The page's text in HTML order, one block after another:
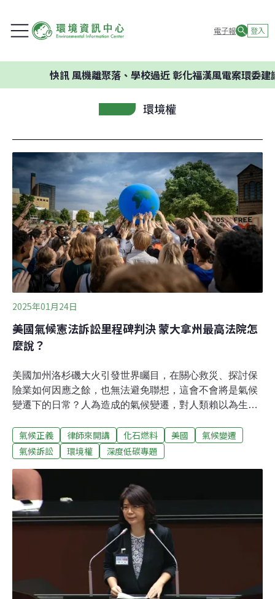
電子報 登入
風機離聚落、學校過近 彰化福漢風電案環委建議不應開
環境權
2025年01月24日
美國氣候憲法訴訟里程碑判決 蒙大拿州最高法院怎
麼說？
美國加州洛杉磯大火引發世界矚目，在關心救災、探討保
險業如何因應之餘，也無法避免聯想，這會不會將是氣候
變遷下的日常？人為造成的氣候變遷，對人類賴以為生的
高法院近期出爐的氣候判決中描繪。環評可以不用考慮溫
室氣體排放嗎？此案是由一群12到18歲的蒙大拿州青年提
原告取得有利成果的判決。對美國氣候法律運動來說是一
個里程碑案件。這則判決的爭議源於蒙大拿州法律[1]規
定，環境影響評估「得不考量本質上為區域、全國或全球
的實質或潛在環境影響」，且任何以溫室氣體排放對蒙大
拿境內或境外產生負面影響為由，挑戰行政機關的決策並
未經過環境影響評估或所進行的環境影響評估不充分的主
張，均不得影響或延後行政機關核發許可或執照，也就是
俗稱的「MEPA限制（MEPA Limitation）」。
氣候正義 律師來開講 化石燃料 美國
氣候變遷
氣候訴訟
環境權 深度低碳專題